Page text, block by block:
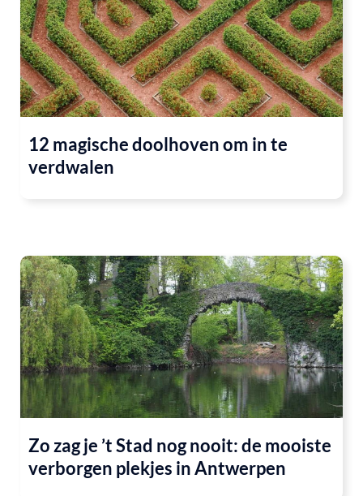
12 magische doolhoven om in te
verdwalen
Zo zag je ’t Stad nog nooit: de mooiste
verborgen plekjes in Antwerpen